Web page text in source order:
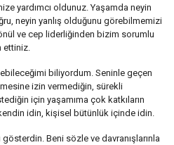
yardımcı oldunuz. Yaşamda neyin
neyin yanlış olduğunu görebilmemizi
ve cep liderliğinden bizim sorumlu
ettiniz.
biliyordum. Seninle geçen
izin vermediğin, sürekli
için yaşamıma çok katkıların
idin, kişisel bütünlük içinde idin.
Beni sözle ve davranışlarınla